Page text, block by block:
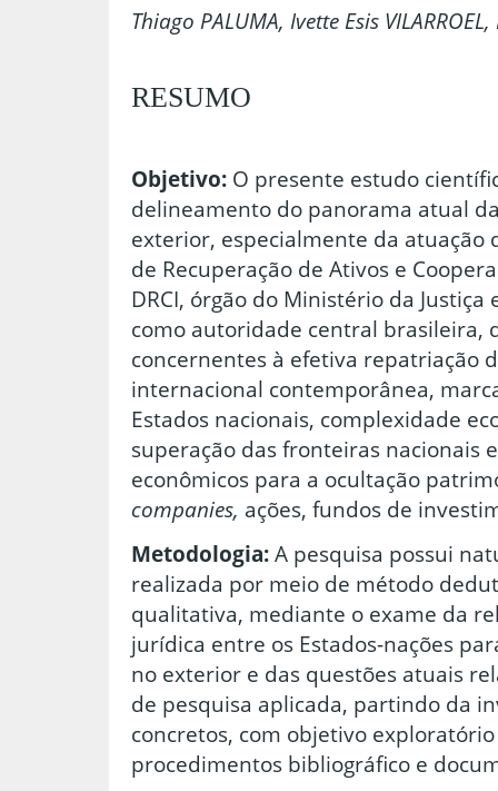
Thiago PALUMA, Ivette Esis
RESUMO
Objetivo: O presente estudo
delineamento do panorama atual
exterior, especialmente da atuação
de Recuperação de Ativos e
DRCI, órgão do Ministério da Justiça
como autoridade central brasileira,
concernentes à efetiva repatriação
internacional contemporânea,
Estados nacionais, complexidade
superação das fronteiras nacionais
econômicos para a ocultação
companies, ações, fundos de
Metodologia:A pesquisa possui
realizada por meio de método
qualitativa, mediante o exame da
jurídica entre os Estados-nações
no exterior e das questões atuais
de pesquisa aplicada, partindo da
concretos, com objetivo
procedimentos bibliográfico e